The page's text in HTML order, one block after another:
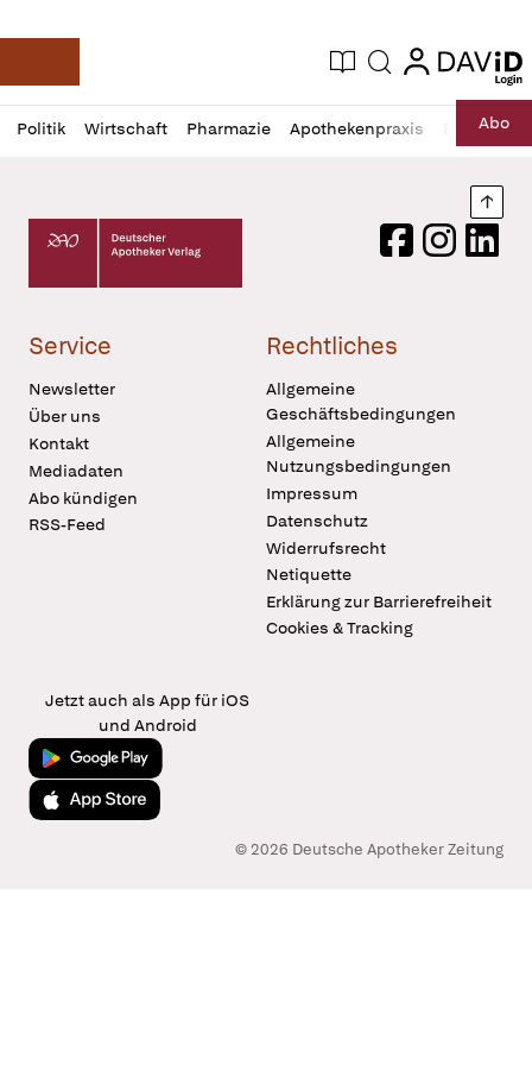
Deutsche Apotheker Zeitung
Aktuelle Ausgabe
Suche login
login
Politik Wirtschaft Pharmazie Apothekenpraxis RechtAbo
Profil
öffnen
Daz
Pur
Deutscher Apotheker Verlag Logo
FacebookInstagram
Service
Newsletter
Über uns
Kontakt
Mediadaten
Abo kündigen
RSS-Feed
Rechtliches
Allgemeine
Geschäftsbedingungen
Allgemeine
Nutzungsbedingungen
Impressum
Datenschutz
Widerrufsrecht
Netiquette
Erklärung zur Barrierefreiheit
Cookies & Tracking
Jetzt auch als App für iOS
und Android
Jetzt bei Google Play
Laden im App Store
© 2026 Deutsche Apotheker Zeitung